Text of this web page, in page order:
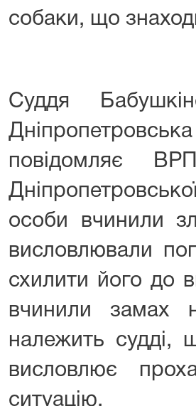
собаки, що
Суддя
повідомляє
особи вчинили
висловлювали
схилити його до
вчинили замах
належить судді,
висловлює
ситуацію.